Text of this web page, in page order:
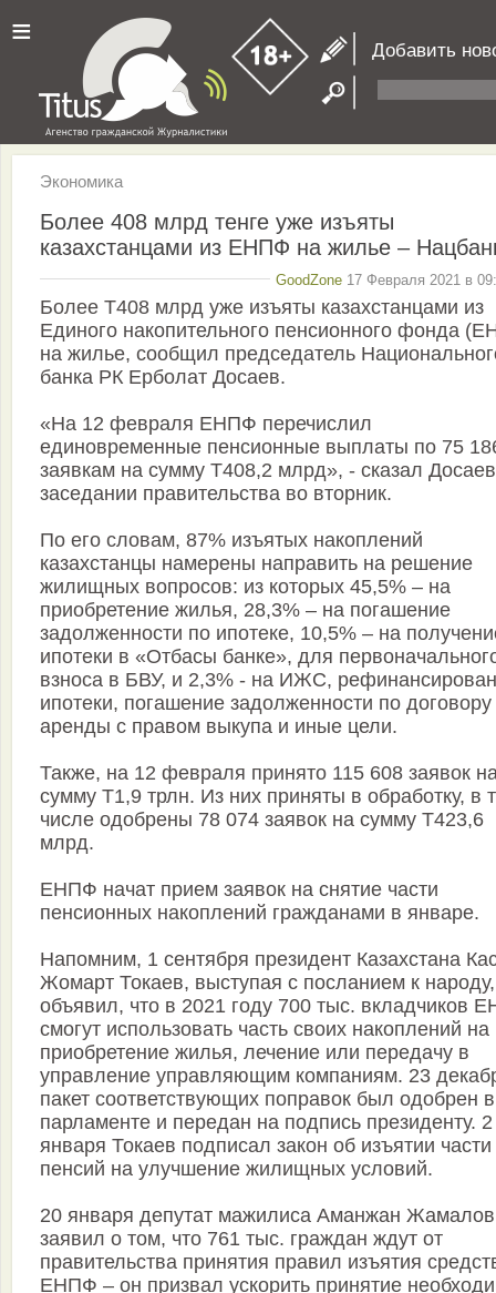
≡ Добавить
Экономика
Более 408 млрд тенге уже изъяты
казахстанцами из ЕНПФ на жилье –
GoodZone 17 Февраля 2021 в
Более Т408 млрд уже изъяты казахстанцами из
Единого накопительного пенсионного фонда
на жилье, сообщил председатель
банка РК Ерболат Досаев.
«На 12 февраля ЕНПФ перечислил
единовременные пенсионные выплаты по 75
заявкам на сумму Т408,2 млрд», - сказал
заседании правительства во вторник.
По его словам, 87% изъятых накоплений
казахстанцы намерены направить на решение
жилищных вопросов: из которых 45,5% – на
приобретение жилья, 28,3% – на погашение
задолженности по ипотеке, 10,5% – на
ипотеки в «Отбасы банке», для
взноса в БВУ, и 2,3% - на ИЖС,
ипотеки, погашение задолженности по договору
аренды с правом выкупа и иные цели.
Также, на 12 февраля принято 115 608 заявок
сумму Т1,9 трлн. Из них приняты в обработку, в
числе одобрены 78 074 заявок на сумму Т423,6
млрд.
ЕНПФ начат прием заявок на снятие части
пенсионных накоплений гражданами в январе.
Напомним, 1 сентября президент Казахстана
Жомарт Токаев, выступая с посланием к народу,
объявил, что в 2021 году 700 тыс. вкладчиков
смогут использовать часть своих накоплений на
приобретение жилья, лечение или передачу в
управление управляющим компаниям. 23
пакет соответствующих поправок был одобрен в
парламенте и передан на подпись президенту. 2
января Токаев подписал закон об изъятии части
пенсий на улучшение жилищных условий.
20 января депутат мажилиса Аманжан Жамалов
заявил о том, что 761 тыс. граждан ждут от
правительства принятия правил изъятия
ЕНПФ – он призвал ускорить принятие